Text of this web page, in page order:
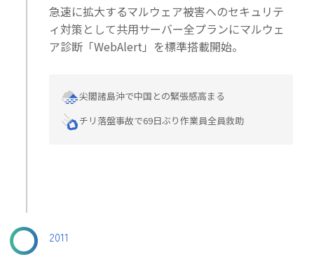
急速に拡大するマルウェア被害へのセキュリテ
ィ対策として共用サーバー全プランにマルウェ
ア診断「WebAlert」を標準搭載開始。
尖閣諸島沖で中国との緊張感高まる
チリ落盤事故で69日ぶり作業員全員救助
2011